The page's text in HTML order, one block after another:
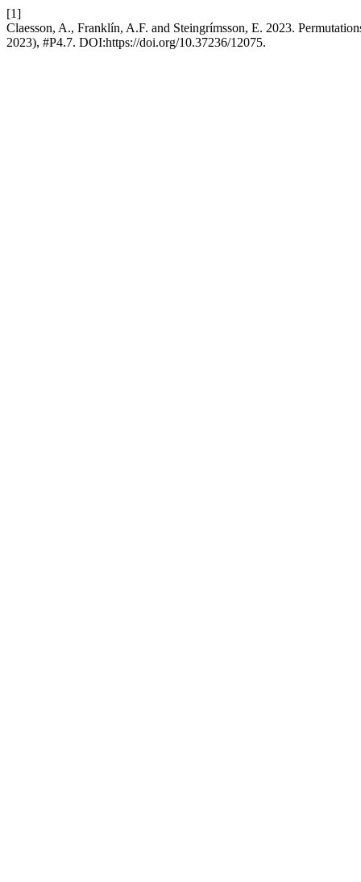
[1]
Claesson, A., Franklín, A.F. and Steingrímsson, E. 2023.
2023), #P4.7. DOI:https://doi.org/10.37236/12075.